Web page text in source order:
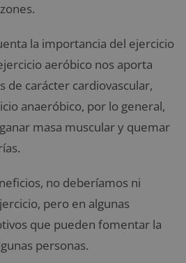
la importancia del ejercicio
aeróbico nos aporta
de carácter cardiovascular,
anaeróbico, por lo general,
masa muscular y quemar
no deberíamos ni
pero en algunas
que pueden fomentar la
personas.